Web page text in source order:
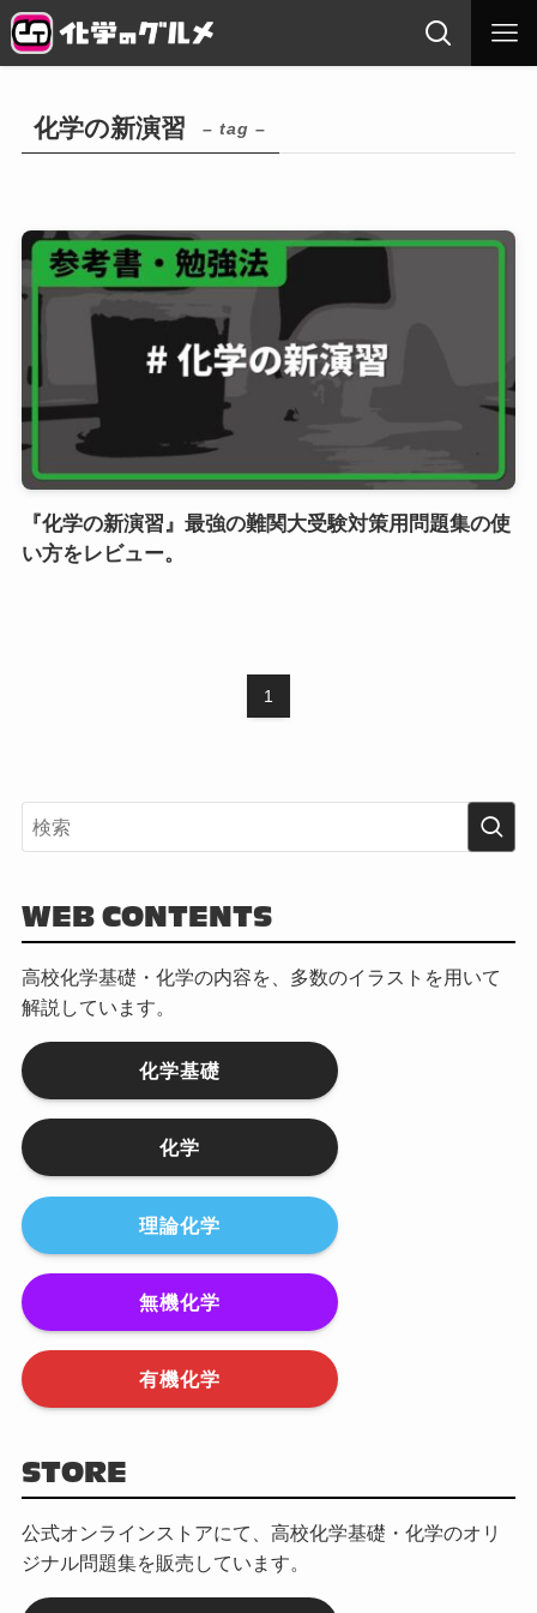
化学の新演習 – tag –
『化学の新演習』最強の難関大受験対策用問題集の使
い方をレビュー。
1
WEB CONTENTS
高校化学基礎・化学の内容を、多数のイラストを用いて
解説しています。
化学基礎
化学
理論化学
無機化学
有機化学
STORE
公式オンラインストアにて、高校化学基礎・化学のオリ
ジナル問題集を販売しています。